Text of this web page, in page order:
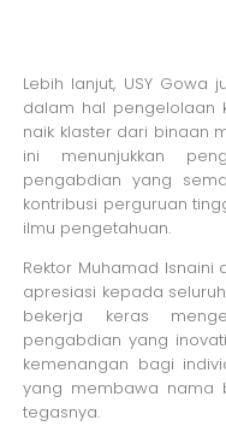
Lebih lanjut, USY
dalam hal pengelolaan
naik klaster dari binaan
ini menunjukkan
pengabdian yang
kontribusi perguruan
ilmu pengetahuan.
Rektor Muhamad
apresiasi kepada
bekerja keras
pengabdian yang
kemenangan bagi
yang membawa nama
tegasnya.